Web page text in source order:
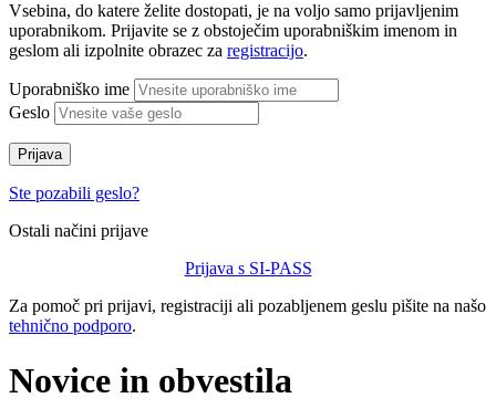
Vsebina, do katere želite dostopati, je na voljo samo prijavljenim
uporabnikom. Prijavite se z obstoječim uporabniškim imenom in
geslom ali izpolnite obrazec za registracijo.
Uporabniško ime
Geslo
Prijava
Ste pozabili geslo?
Ostali načini prijave
Prijava s SI-PASS
Za pomoč pri prijavi, registraciji ali pozabljenem geslu pišite na našo
tehnično podporo.
Novice in obvestila